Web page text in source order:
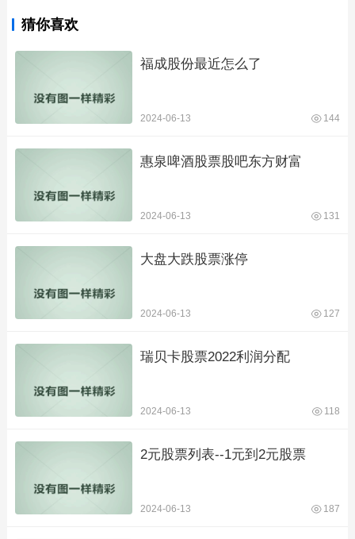
猜你喜欢
福成股份最近怎么了
2024-06-13 144
惠泉啤酒股票股吧东方财富
2024-06-13 131
大盘大跌股票涨停
2024-06-13 127
瑞贝卡股票2022利润分配
2024-06-13 118
2元股票列表--1元到2元股票
2024-06-13 187